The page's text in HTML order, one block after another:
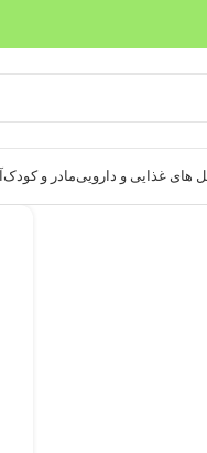
های غذایی و داروییمادر و کودک